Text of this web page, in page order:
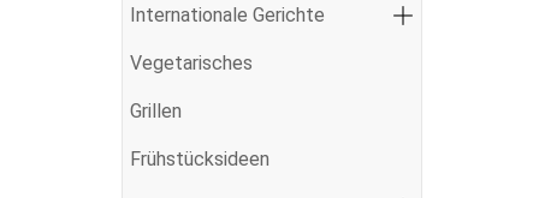
Internationale Gerichte
Vegetarisches
Grillen
Frühstücksideen